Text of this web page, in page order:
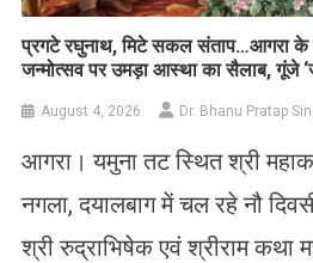
प्रगटे रघुनाथ, मिटे सकल संताप…आगरा के
जन्मोत्सव पर उमड़ा आस्था का सैलाब, गूंजे
August 4, 2026 Dr. Bhanu Pratap
आगरा। यमुना तट स्थित श्री
नगला, दयालबाग में चल रहे नौ
श्री रुद्राभिषेक एवं श्रीराम कथा